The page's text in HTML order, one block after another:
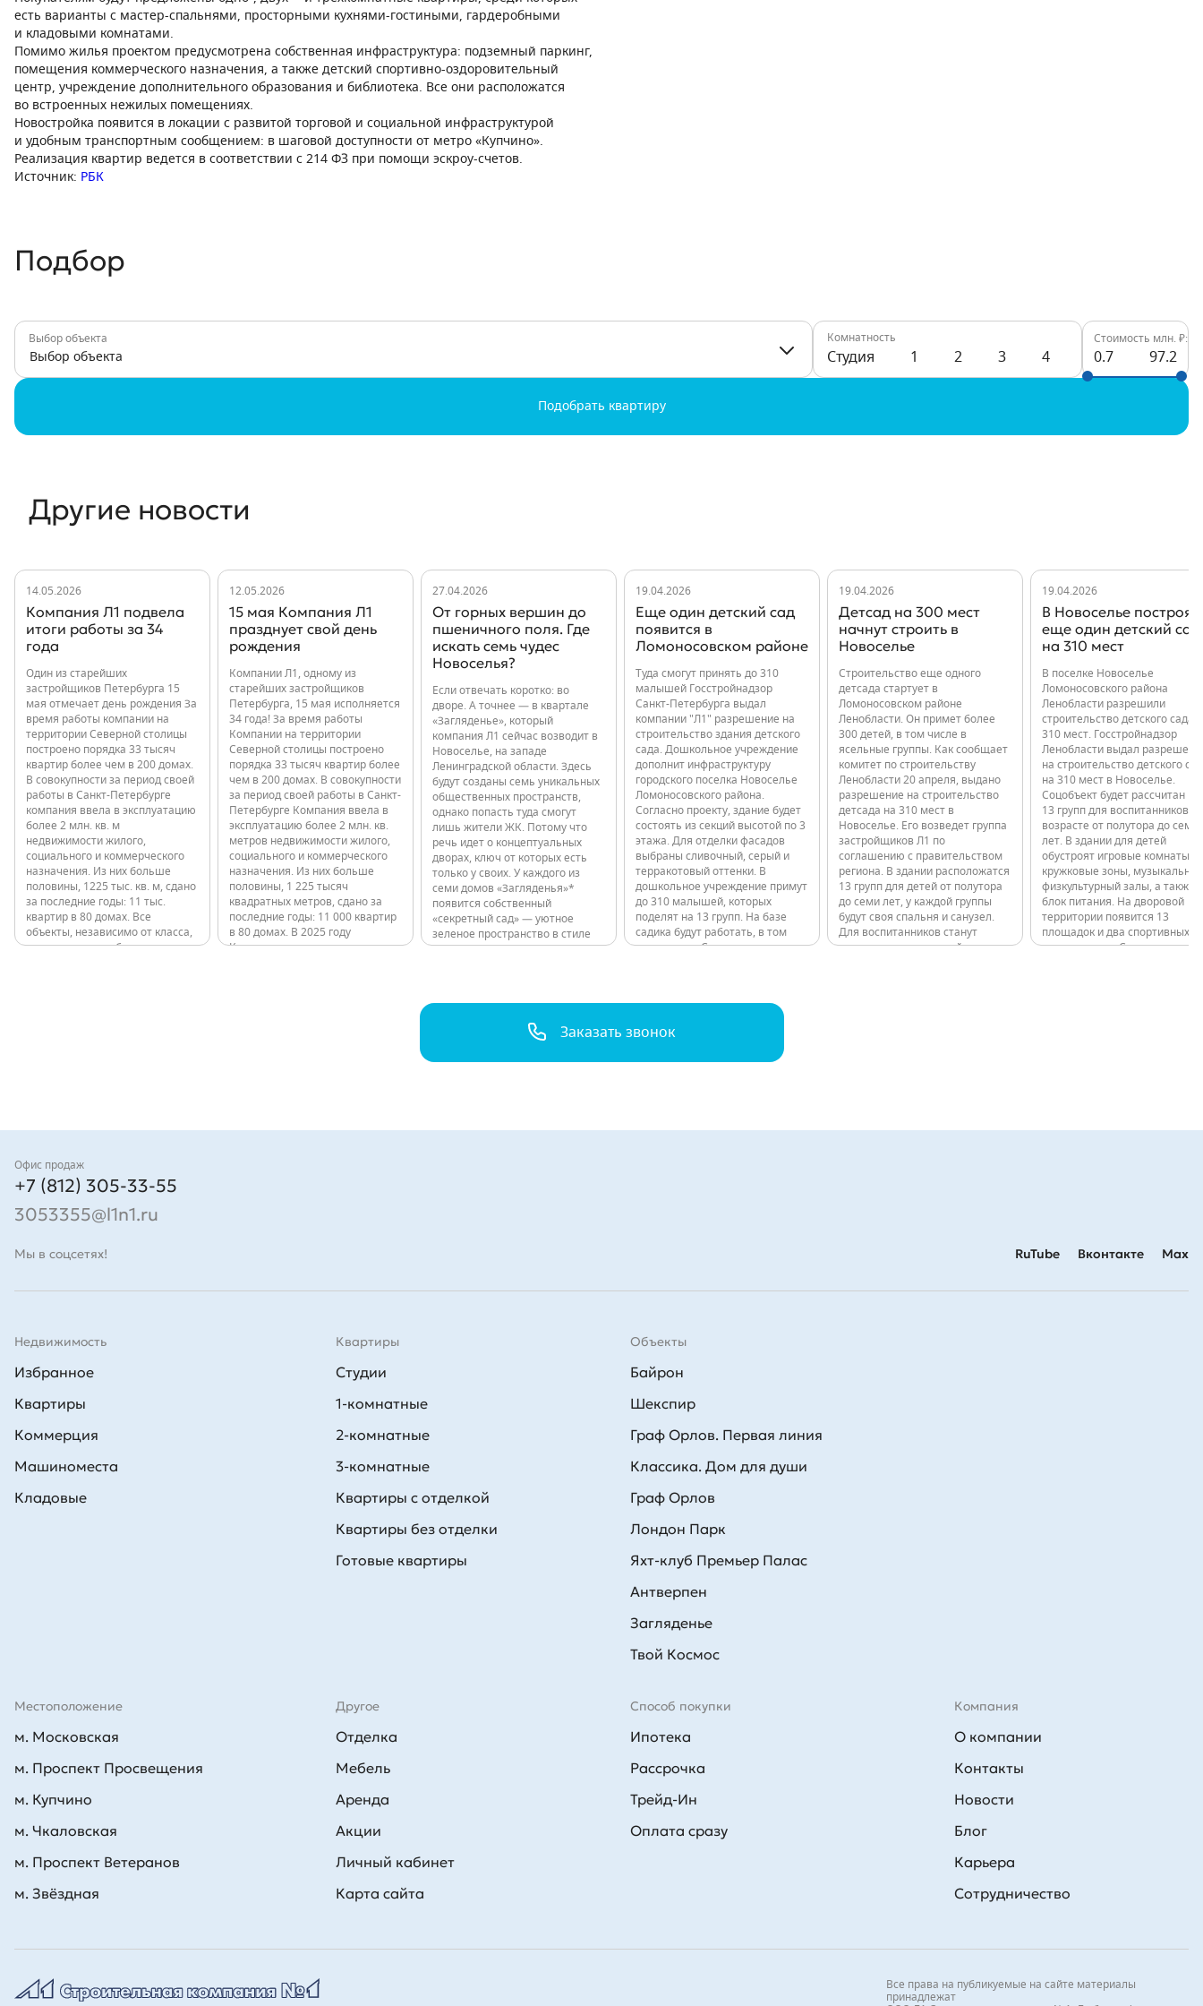
есть варианты с мастер-спальнями, просторными кухнями-гостиными, гардеробными
и кладовыми комнатами.
Помимо жилья проектом предусмотрена собственная инфраструктура: подземный паркинг,
помещения коммерческого назначения, а также детский спортивно-оздоровительный
центр, учреждение дополнительного образования и библиотека. Все они расположатся
во встроенных нежилых помещениях.
Новостройка появится в локации с развитой торговой и социальной инфраструктурой
и удобным транспортным сообщением: в шаговой доступности от метро «Купчино».
Реализация квартир ведется в соответствии с 214 ФЗ при помощи эскроу-счетов.
Источник: РБК
Подбор
Выбор объекта
Выбор объекта
Комнатность
Студия 1 2 3 4
Стоимость млн. ₽:
0.7 97.2
Подобрать квартиру
Другие новости
14.05.2026
Компания Л1 подвела
итоги работы за 34
года
Один из старейших
застройщиков Петербурга 15
мая отмечает день рождения За
время работы компании на
территории Северной столицы
построено порядка 33 тысяч
квартир более чем в 200 домах.
В совокупности за период своей
работы в Санкт-Петербурге
компания ввела в эксплуатацию
более 2 млн. кв. м
недвижимости жилого,
социального и коммерческого
назначения. Из них больше
половины, 1225 тыс. кв. м, сдано
за последние годы: 11 тыс.
квартир в 80 домах. Все
объекты, независимо от класса,
расположены в обжитых
12.05.2026
15 мая Компания Л1
празднует свой день
рождения
Компании Л1, одному из
старейших застройщиков
Петербурга, 15 мая исполняется
34 года! За время работы
Компании на территории
Северной столицы построено
порядка 33 тысяч квартир более
чем в 200 домах. В совокупности
за период своей работы в Санкт-
Петербурге Компания ввела в
эксплуатацию более 2 млн. кв.
метров недвижимости жилого,
социального и коммерческого
назначения. Из них больше
половины, 1 225 тысяч
квадратных метров, сдано за
последние годы: 11 000 квартир
в 80 домах. В 2025 году
Компания ввела в эксплуатацию
27.04.2026
От горных вершин до
пшеничного поля. Где
искать семь чудес
Новоселья?
Если отвечать коротко: во
дворе. А точнее — в квартале
«Загляденье», который
компания Л1 сейчас возводит в
Новоселье, на западе
Ленинградской области. Здесь
будут созданы семь уникальных
общественных пространств,
однако попасть туда смогут
лишь жители ЖК. Потому что
речь идет о концептуальных
дворах, ключ от которых есть
только у своих. У каждого из
семи домов «Загляденья»*
появится собственный
«секретный сад» — уютное
зеленое пространство в стиле
эко с индивидуальным
порогом подъезда.…
19.04.2026
Еще один детский сад
появится в
Ломоносовском районе
Туда смогут принять до 310
малышей Госстройнадзор
Санкт-Петербурга выдал
компании "Л1" разрешение на
строительство здания детского
сада. Дошкольное учреждение
дополнит инфраструктуру
городского поселка Новоселье
Ломоносовского района.
Согласно проекту, здание будет
состоять из секций высотой по 3
этажа. Для отделки фасадов
выбраны сливочный, серый и
терракотовый оттенки. В
дошкольное учреждение примут
до 310 малышей, которых
поделят на 13 групп. На базе
садика будут работать, в том
числе, ясли. Садик оснастят по
19.04.2026
Детсад на 300 мест
начнут строить в
Новоселье
Строительство еще одного
детсада стартует в
Ломоносовском районе
Ленобласти. Он примет более
300 детей, в том числе в
ясельные группы. Как сообщает
комитет по строительству
Ленобласти 20 апреля, выдано
разрешение на строительство
детсада на 310 мест в
Новоселье. Его возведет группа
застройщиков Л1 по
соглашению с правительством
региона. В здании расположатся
13 групп для детей от полутора
до семи лет, у каждой группы
будут своя спальня и санузел.
Для воспитанников станут
доступны музыкальный и
19.04.2026
В Новоселье построят
еще один детский сад
на 310 мест
В поселке Новоселье
Ломоносовского района
Ленобласти разрешили
строительство детского сада
310 мест. Госстройнадзор
Ленобласти выдал
на строительство детского
на 310 мест в Новоселье.
Соцобъект будет рассчитан на
13 групп для воспитанников в
возрасте от полутора до семи
лет. В здании для детей
обустроят игровые комнаты и
кружковые зоны,
физкультурный залы, а также
блок питания. На дворовой
территории появится 13
площадок и два спортивных
пространства.
Заказать звонок
Контакты
Офис продаж
+7 (812) 305-33-55
3053355@l1n1.ru
Мы в соцсетях! RuTube Вконтакте Max
Квартиры
Студии
1-комнатные
2-комнатные
3-комнатные
Квартиры с отделкой
Квартиры без отделки
Готовые квартиры
Недвижимость
Избранное
Квартиры
Коммерция
Машиноместа
Кладовые
Способ покупки
Ипотека
Рассрочка
Трейд-Ин
Оплата сразу
Объекты
Байрон
Шекспир
Граф Орлов. Первая линия
Классика. Дом для души
Граф Орлов
Лондон Парк
Яхт-клуб Премьер Палас
Антверпен
Загляденье
Твой Космос
Другое
Отделка
Мебель
Аренда
Акции
Личный кабинет
Карта сайта
Компания
О компании
Контакты
Новости
Блог
Карьера
Сотрудничество
Местоположение
м. Московская
м. Проспект Просвещения
м. Купчино
м. Чкаловская
м. Проспект Ветеранов
м. Звёздная
Все права на публикуемые на сайте материалы
принадлежат